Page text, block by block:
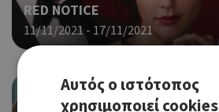
RED NOTICE
11/11/2021 - 17/11/2021
Αυτός ο ιστότοπος
χρησιμοποιεί cookies